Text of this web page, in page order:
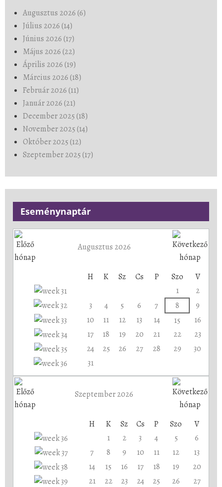
Augusztus 2026 (6)
Július 2026 (14)
Június 2026 (17)
Május 2026 (22)
Április 2026 (19)
Március 2026 (18)
Február 2026 (11)
Január 2026 (21)
December 2025 (18)
November 2025 (14)
Október 2025 (12)
Szeptember 2025 (17)
Eseménynaptár
Augusztus 2026
H K Sz Cs P Szo
V
1
2
3
4 5 6 7 8
9
10
11 12 13 14 15
16
17
18 19 20 21 22
23
24
25 26 27 28 29
30
31
Szeptember 2026
H K Sz Cs P Szo
V
1
2 3 4 5
6
7
8 9 10 11 12
13
14
15 16 17 18 19
20
21
22 23 24 25 26
27